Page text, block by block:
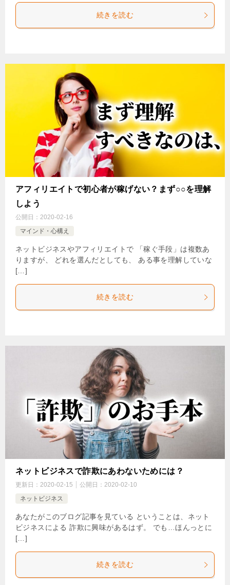
続きを読む
アフィリエイトで初心者が稼げない？まず○○を理解
しよう
公開日： 2020-02-16
マインド・心構え
ネットビジネスやアフィリエイトで 「稼ぐ手段」は複数あ
りますが、 どれを選んだとしても、 ある事を理解していな
[…]
続きを読む
ネットビジネスで詐欺にあわないためには？
更新日： 2020-02-15 公開日： 2020-02-10
ネットビジネス
あなたがこのブログ記事を見ている ということは、ネット
ビジネスによる 詐欺に興味があるはず。 でも…ほんっとに
[…]
続きを読む